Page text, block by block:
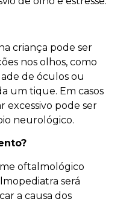
criança pode ser
nos olhos, como
de óculos ou
um tique. Em casos
excessivo pode ser
neurológico.
oftalmológico
será
a causa dos